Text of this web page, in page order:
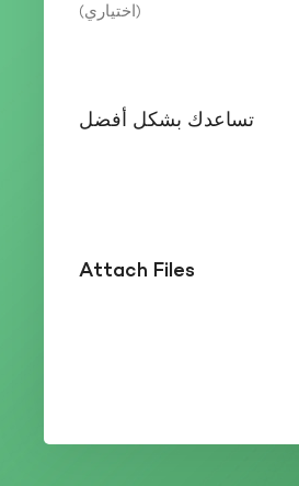
(اختياري)
تساعدك بشكل أفضل
Attach Files